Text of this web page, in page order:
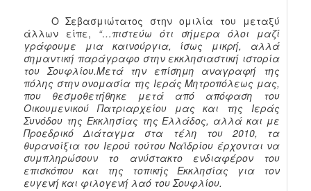
Ο Σεβασμιώτατος στην ομιλία του μεταξύ
άλλων είπε, “…πιστεύω ότι σήμερα όλοι μαζί
γράφουμε μια καινούργια, ίσως μικρή, αλλά
σημαντική παράγραφο στην εκκλησιαστική ιστορία
του Σουφλίου.Μετά την επίσημη αναγραφή της
πόλης στην ονομασία της Ιεράς Μητροπόλεως μας,
που θεσμοθετήθηκε μετά από απόφαση του
Οικουμενικού Πατριαρχείου μας και της Ιεράς
Συνόδου της Εκκλησίας της Ελλάδος, αλλά και με
Προεδρικό Διάταγμα στα τέλη του 2010, τα
θυρανοίξια του Ιερού τούτου Ναϊδρίου έρχονται να
συμπληρώσουν το ανύστακτο ενδιαφέρον του
επισκόπου και της τοπικής Εκκλησίας για τον
ευγενή και φιλογενή λαό του Σουφλίου.